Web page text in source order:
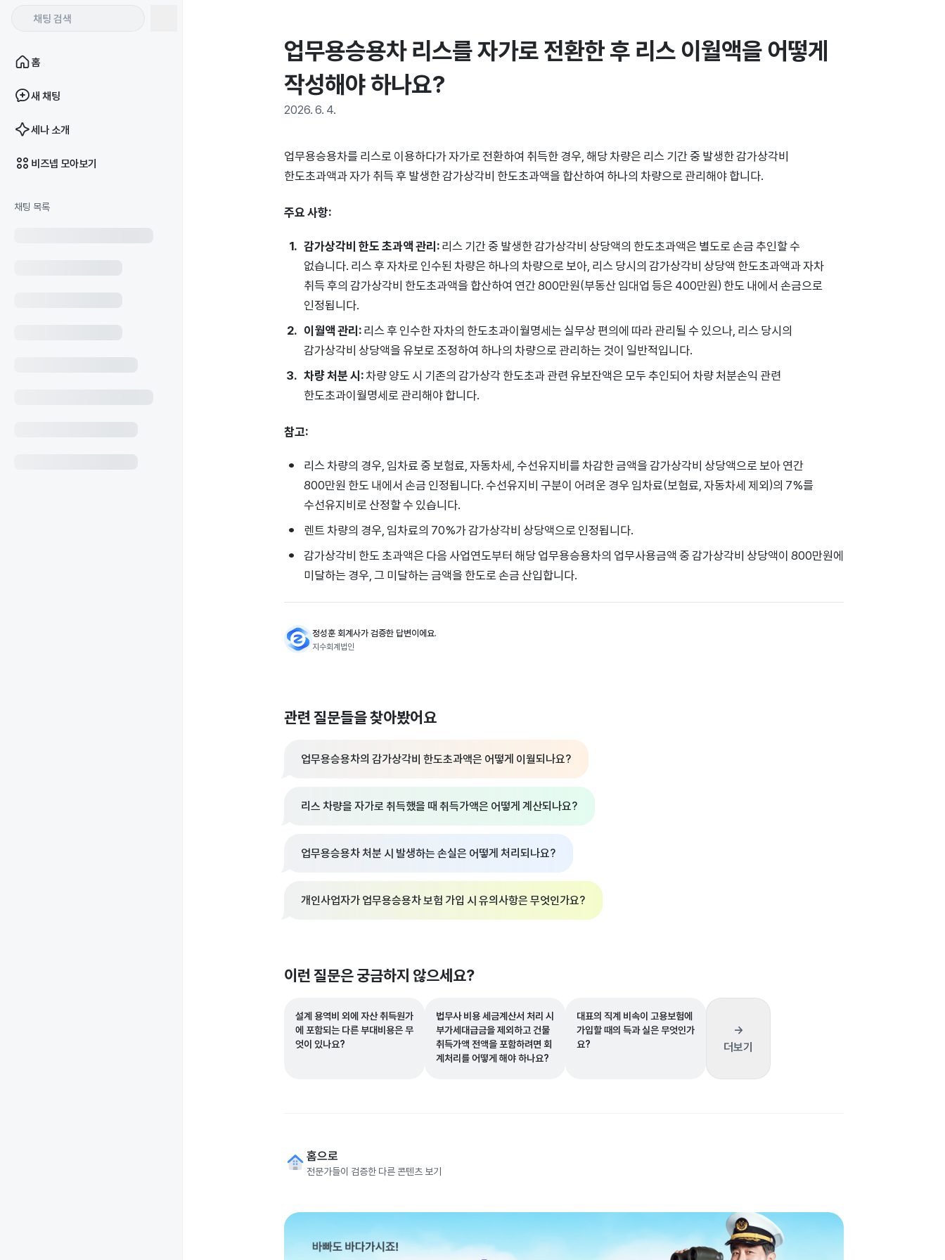
홈
새 채팅
세나 소개
비즈넵 모아보기
채팅 목록
업무용승용차 리스를 자가로 전환한 후 리스 이월액을 어떻게
작성해야 하나요?
2026. 6. 4.
업무용승용차를 리스로 이용하다가 자가로 전환하여 취득한 경우, 해당 차량은 리스 기간 중 발생한 감가상각비
한도초과액과 자가 취득 후 발생한 감가상각비 한도초과액을 합산하여 하나의 차량으로 관리해야 합니다.
주요 사항:
감가상각비 한도 초과액 관리:리스 기간 중 발생한 감가상각비 상당액의 한도초과액은 별도로 손금 추인할 수
없습니다. 리스 후 자차로 인수된 차량은 하나의 차량으로 보아, 리스 당시의 감가상각비 상당액 한도초과액과 자차
취득 후의 감가상각비 한도초과액을 합산하여 연간 800만원(부동산 임대업 등은 400만원) 한도 내에서 손금으로
인정됩니다.
이월액 관리:리스 후 인수한 자차의 한도초과이월명세는 실무상 편의에 따라 관리될 수 있으나, 리스 당시의
감가상각비 상당액을 유보로 조정하여 하나의 차량으로 관리하는 것이 일반적입니다.
차량 처분 시:차량 양도 시 기존의 감가상각 한도초과 관련 유보잔액은 모두 추인되어 차량 처분손익 관련
한도초과이월명세로 관리해야 합니다.
참고:
리스 차량의 경우, 임차료 중 보험료, 자동차세, 수선유지비를 차감한 금액을 감가상각비 상당액으로 보아 연간
800만원 한도 내에서 손금 인정됩니다. 수선유지비 구분이 어려운 경우 임차료(보험료, 자동차세 제외)의 7%를
수선유지비로 산정할 수 있습니다.
렌트 차량의 경우, 임차료의 70%가 감가상각비 상당액으로 인정됩니다.
감가상각비 한도 초과액은 다음 사업연도부터 해당 업무용승용차의 업무사용금액 중 감가상각비 상당액이 800만원에
미달하는 경우, 그 미달하는 금액을 한도로 손금 산입합니다.
정성훈 회계사가 검증한 답변이에요.
지수회계법인
관련 질문들을 찾아봤어요
업무용승용차의 감가상각비 한도초과액은 어떻게 이월되나요?
리스 차량을 자가로 취득했을 때 취득가액은 어떻게 계산되나요?
업무용승용차 처분 시 발생하는 손실은 어떻게 처리되나요?
개인사업자가 업무용승용차 보험 가입 시 유의사항은 무엇인가요?
이런 질문은 궁금하지 않으세요?
설계 용역비 외에 자산 취득원가
에 포함되는 다른 부대비용은 무
엇이 있나요?
법무사 비용 세금계산서 처리 시
부가세대급금을 제외하고 건물
취득가액 전액을 포함하려면 회
계처리를 어떻게 해야 하나요?
대표의 직계 비속이 고용보험에
가입할 때의 득과 실은 무엇인가
요?
→
더보기
홈으로
전문가들이 검증한 다른 콘텐츠 보기